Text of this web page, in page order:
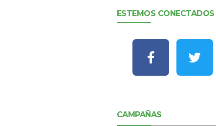
ESTEMOS CONECTADOS
CAMPAÑAS